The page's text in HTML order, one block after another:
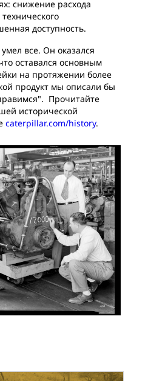
снижение расхода
доступность.
все. Он оказался
оставался основным
на протяжении более
продукт мы описали бы
Прочитайте
исторической
caterpillar.com/history.